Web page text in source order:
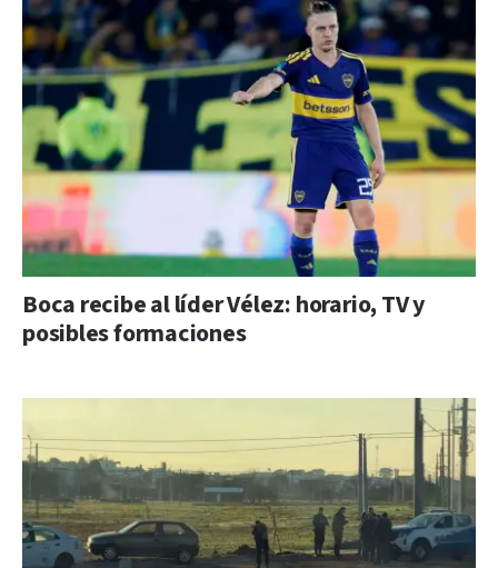
Boca recibe al líder Vélez: horario, TV y
posibles formaciones